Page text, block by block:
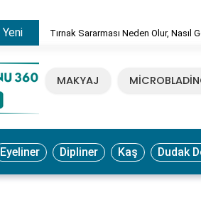
Yeni Tırnak Sararması Neden Olur, Nasıl
MAKYAJ
Eyeliner Dipliner Kaş Dudak